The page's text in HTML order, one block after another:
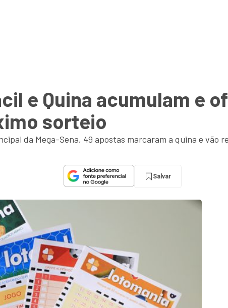
e Quina acumulam e
sorteio
da Mega-Sena, 49 apostas marcaram a quina e vão
Salvar